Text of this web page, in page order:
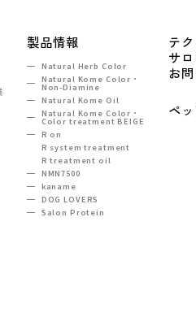
製品情報
Natural Herb Color
Natural Kome Color・
Non-Diamine
Natural Kome Oil
Natural Kome Color・
Color treatment BEIGE
R on
R system treatment
R treatment oil
NMN7500
kaname
DOG LOVERS
Salon Protein
テ
サ
お
ペ